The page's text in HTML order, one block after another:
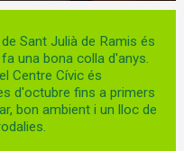
Sant Julià de Ramis és
una bona colla d'anys.
Centre Cívic és
d'octubre fins a primers
bon ambient i un lloc de